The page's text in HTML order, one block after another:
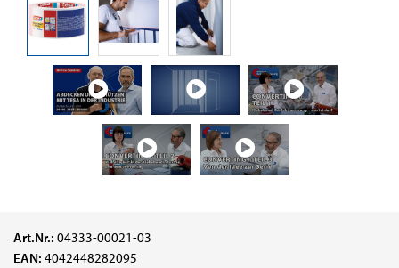
Art.Nr.: 04333-00021-03
EAN: 4042448282095